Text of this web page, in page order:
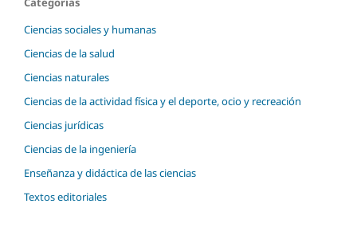
Ciencias sociales y humanas
Ciencias de la salud
Ciencias naturales
Ciencias de la actividad física y el deporte, ocio y recreación
Ciencias jurídicas
Ciencias de la ingeniería
Enseñanza y didáctica de las ciencias
Textos editoriales